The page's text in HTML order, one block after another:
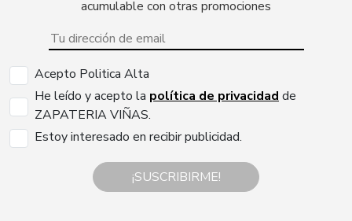
acumulable con otras promociones
Acepto Politica Alta
He leído y acepto la política de privacidad de
ZAPATERIA VIÑAS.
Estoy interesado en recibir publicidad.
¡SUSCRIBIRME!